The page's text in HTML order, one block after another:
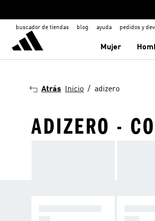
buscador de tiendas blog ayuda pedidos y
Mujer
Atrás Inicio adizero
ADIZERO -